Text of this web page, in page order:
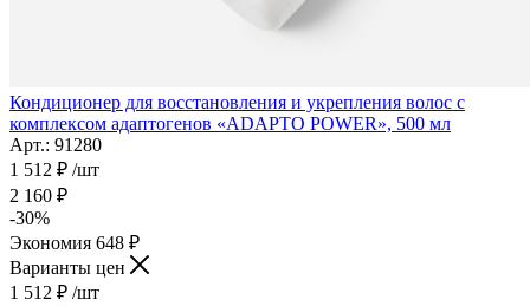
Кондиционер для восстановления и укрепления волос с
комплексом адаптогенов «ADAPTO POWER», 500 мл
Арт.: 91280
1 512 ₽ /шт
2 160 ₽
-30%
Экономия 648 ₽
Варианты цен
1 512 ₽ /шт